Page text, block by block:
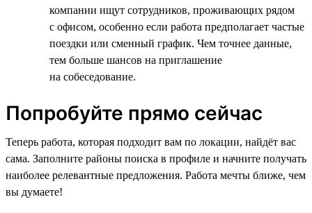
компании ищут сотрудников, проживающих рядом
с офисом, особенно если работа предполагает частые
поездки или сменный график. Чем точнее данные,
тем больше шансов на приглашение
на собеседование.
Попробуйте прямо сейчас
Теперь работа, которая подходит вам по локации, найдёт вас
сама. Заполните районы поиска в профиле и начните получать
наиболее релевантные предложения. Работа мечты ближе, чем
вы думаете!